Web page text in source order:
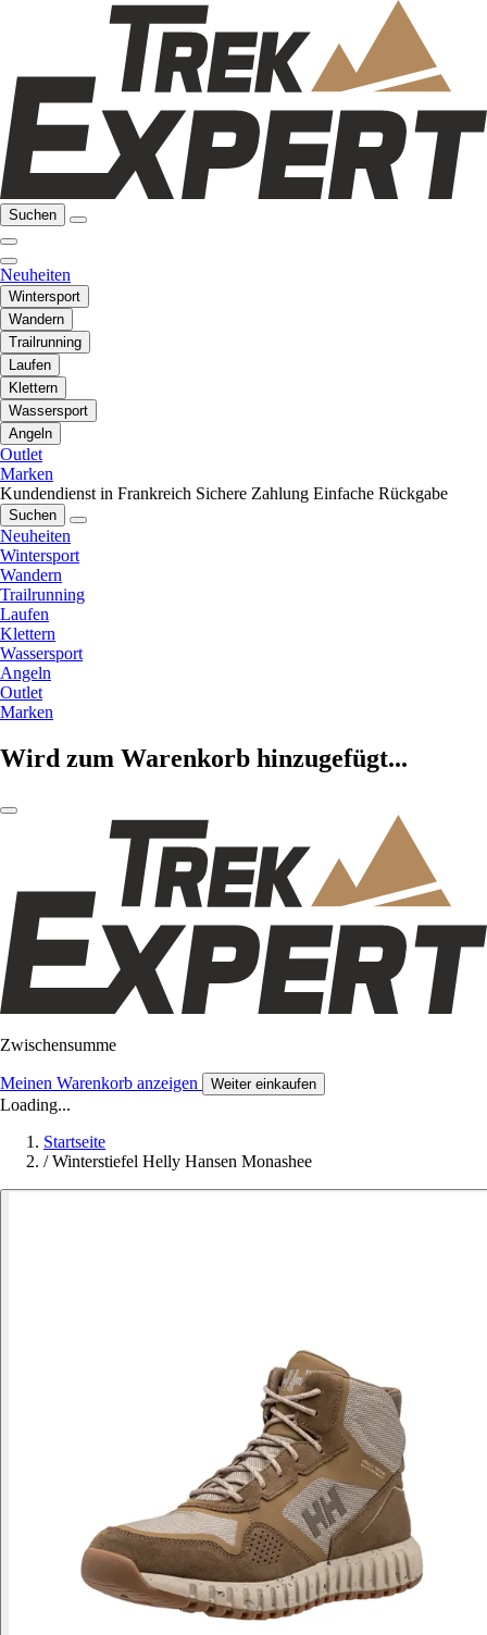
Suchen
Neuheiten
Wintersport
Wandern
Trailrunning
Laufen
Klettern
Wassersport
Angeln
Outlet
Marken
Kundendienst in Frankreich Sichere Zahlung Einfache Rückgabe
Suchen
Neuheiten
Wintersport
Wandern
Trailrunning
Laufen
Klettern
Wassersport
Angeln
Outlet
Marken
Wird zum Warenkorb hinzugefügt...
Zwischensumme
Meinen Warenkorb anzeigen Weiter einkaufen
Loading...
Startseite
/ Winterstiefel Helly Hansen Monashee